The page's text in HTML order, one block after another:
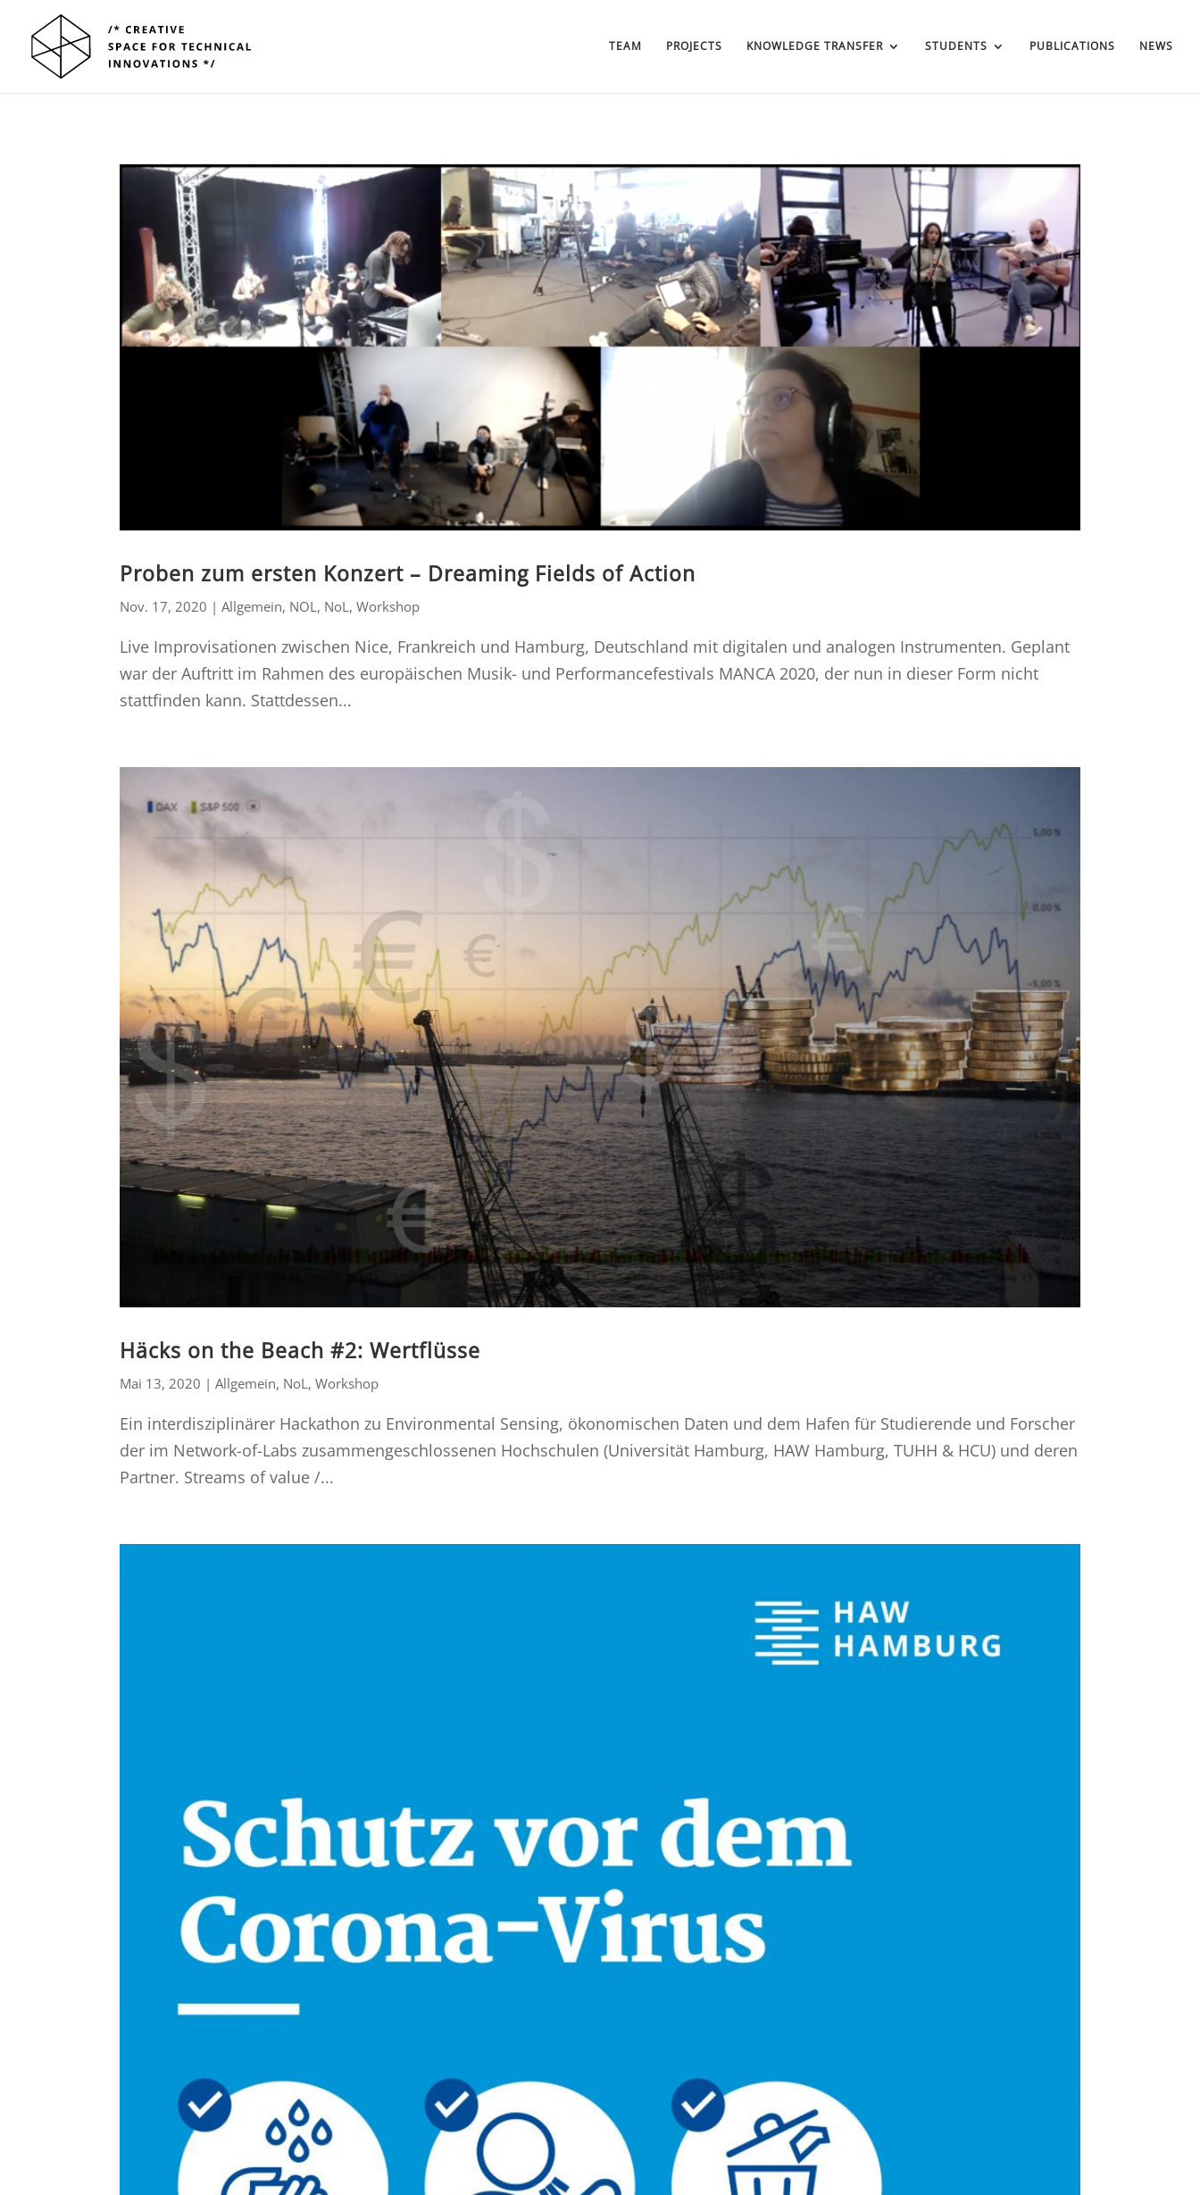
TEAM PROJECTS KNOWLEDGE TRANSFER STUDENTS PUBLICATIONS NEWS
Proben zum ersten Konzert – Dreaming Fields of Action
Nov. 17, 2020 |Allgemein, NOL, NoL,Workshop
​Live Improvisationen zwischen Nice, Frankreich und Hamburg, Deutschland mit digitalen und analogen Instrumenten. Geplant
war der Auftritt im Rahmen des europäischen Musik- und Performancefestivals MANCA 2020, der nun in dieser Form nicht
stattfinden kann. Stattdessen...
Häcks on the Beach #2: Wertflüsse
Mai 13, 2020 |Allgemein, NoL,Workshop
Ein interdisziplinärer Hackathon zu Environmental Sensing, ökonomischen Daten und dem Hafen für Studierende und Forscher
der im Network-of-Labs zusammengeschlossenen Hochschulen (Universität Hamburg, HAW Hamburg, TUHH & HCU) und deren
Partner. Streams of value /...